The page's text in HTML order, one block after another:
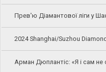
Прев'ю Діамантової ліги у
2024 Shanghai/Suzhou
Арман Дюплантіс: «Я і сам не